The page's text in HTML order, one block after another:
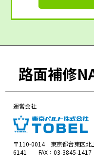
路面補修
運営会社
〒110-0014 東京都台東区
6141 FAX：03-3845-1417